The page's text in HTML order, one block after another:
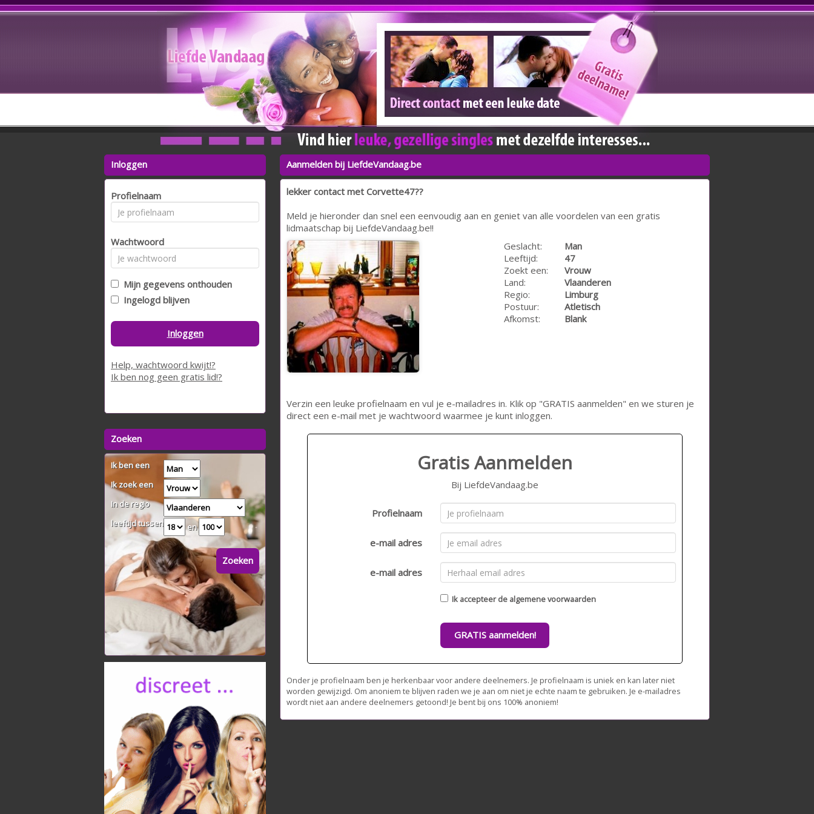
Aanmelden bij LiefdeVandaag.be
lekker contact met Corvette47??
Meld je hieronder dan snel een eenvoudig aan en geniet van alle voordelen van een gratis
lidmaatschap bij LiefdeVandaag.be!!
Geslacht:
Man
Leeftijd:
47
Zoekt een:
Vrouw
Land:
Vlaanderen
Regio:
Limburg
Postuur:
Atletisch
Afkomst:
Blank
Verzin een leuke profielnaam en vul je e-mailadres in. Klik op "GRATIS aanmelden" en we sturen je
direct een e-mail met je wachtwoord waarmee je kunt inloggen.
Gratis Aanmelden
Bij LiefdeVandaag.be
Profielnaam
e-mail adres
e-mail adres
Ik accepteer de algemene voorwaarden
GRATIS aanmelden!
Onder je profielnaam ben je herkenbaar voor andere deelnemers. Je profielnaam is uniek en kan later niet
worden gewijzigd. Om anoniem te blijven raden we je aan om niet je echte naam te gebruiken. Je e-mailadres
wordt niet aan andere deelnemers getoond! Je bent bij ons 100% anoniem!
Inloggen
Profielnaam
Wachtwoord
Mijn gegevens onthouden
Ingelogd blijven
Inloggen
Help, wachtwoord kwijt!?
Ik ben nog geen gratis lid!?
Zoeken
Ik ben een
Ik zoek een
In de regio
leeftijd tussen
en
Zoeken